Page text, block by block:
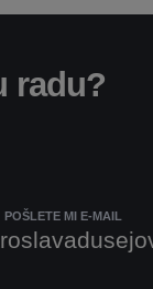
radu?
POŠLETE MI E-MAIL